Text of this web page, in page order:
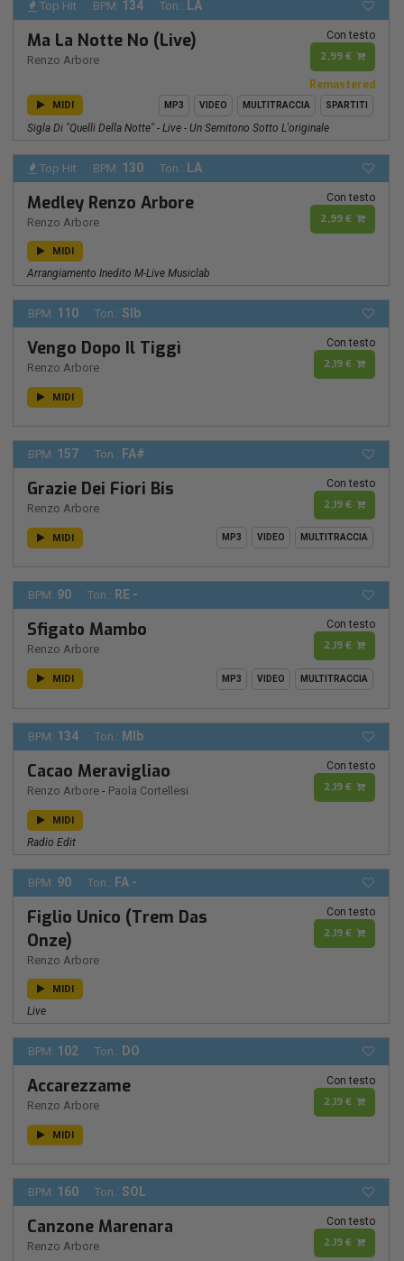
Top Hit BPM: 134 Ton.: LA
Ma La Notte No (Live)
Renzo Arbore
Con testo
2,99 €
Remastered
MIDI MP3 VIDEO MULTITRACCIA SPARTITI
Sigla Di "quelli Della Notte" - Live - Un Semitono Sotto L'originale
Top Hit BPM: 130 Ton.: LA
Medley Renzo Arbore
Renzo Arbore
Con testo
2,99 €
MIDI
Arrangiamento Inedito M-Live Musiclab
BPM: 110 Ton.: SIb
Vengo Dopo Il Tiggì
Renzo Arbore
Con testo
2,19 €
MIDI
BPM: 157 Ton.: FA#
Grazie Dei Fiori Bis
Renzo Arbore
Con testo
2,19 €
MIDI MP3 VIDEO MULTITRACCIA
BPM: 90 Ton.: RE -
Sfigato Mambo
Renzo Arbore
Con testo
2,19 €
MIDI MP3 VIDEO MULTITRACCIA
BPM: 134 Ton.: MIb
Cacao Meravigliao
Renzo Arbore - Paola Cortellesi
Con testo
2,19 €
MIDI
Radio Edit
BPM: 90 Ton.: FA -
Figlio Unico (Trem Das
Onze)
Renzo Arbore
Con testo
2,19 €
MIDI
Live
BPM: 102 Ton.: DO
Accarezzame
Renzo Arbore
Con testo
2,19 €
MIDI
BPM: 160 Ton.: SOL
Canzone Marenara
Renzo Arbore
Con testo
2,19 €